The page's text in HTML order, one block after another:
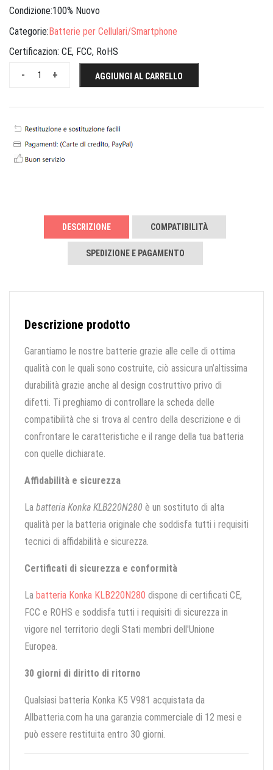
Condizione:100% Nuovo
Categorie:Batterie per Cellulari/Smartphone
Certificazion: CE, FCC, RoHS
+
- AGGIUNGI AL CARRELLO
DESCRIZIONE COMPATIBILITÀ
SPEDIZIONE E PAGAMENTO
Descrizione prodotto
Garantiamo le nostre batterie grazie alle celle di ottima
qualità con le quali sono costruite, ciò assicura un’altissima
durabilità grazie anche al design costruttivo privo di
difetti. Ti preghiamo di controllare la scheda delle
compatibilità che si trova al centro della descrizione e di
confrontare le caratteristiche e il range della tua batteria
con quelle dichiarate.
Affidabilità e sicurezza
La batteria Konka KLB220N280 è un sostituto di alta
qualità per la batteria originale che soddisfa tutti i requisiti
tecnici di affidabilità e sicurezza.
Certificati di sicurezza e conformità
La batteria Konka KLB220N280 dispone di certificati CE,
FCC e ROHS e soddisfa tutti i requisiti di sicurezza in
vigore nel territorio degli Stati membri dell'Unione
Europea.
30 giorni di diritto di ritorno
Qualsiasi batteria Konka K5 V981 acquistata da
Allbatteria.com ha una garanzia commerciale di 12 mesi e
può essere restituita entro 30 giorni.